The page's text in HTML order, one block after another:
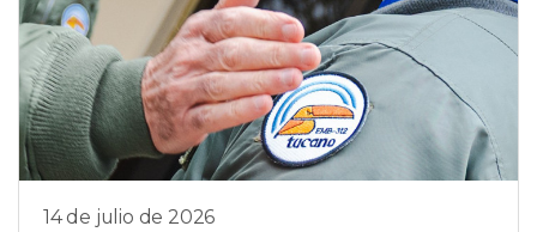
14 de julio de 2026